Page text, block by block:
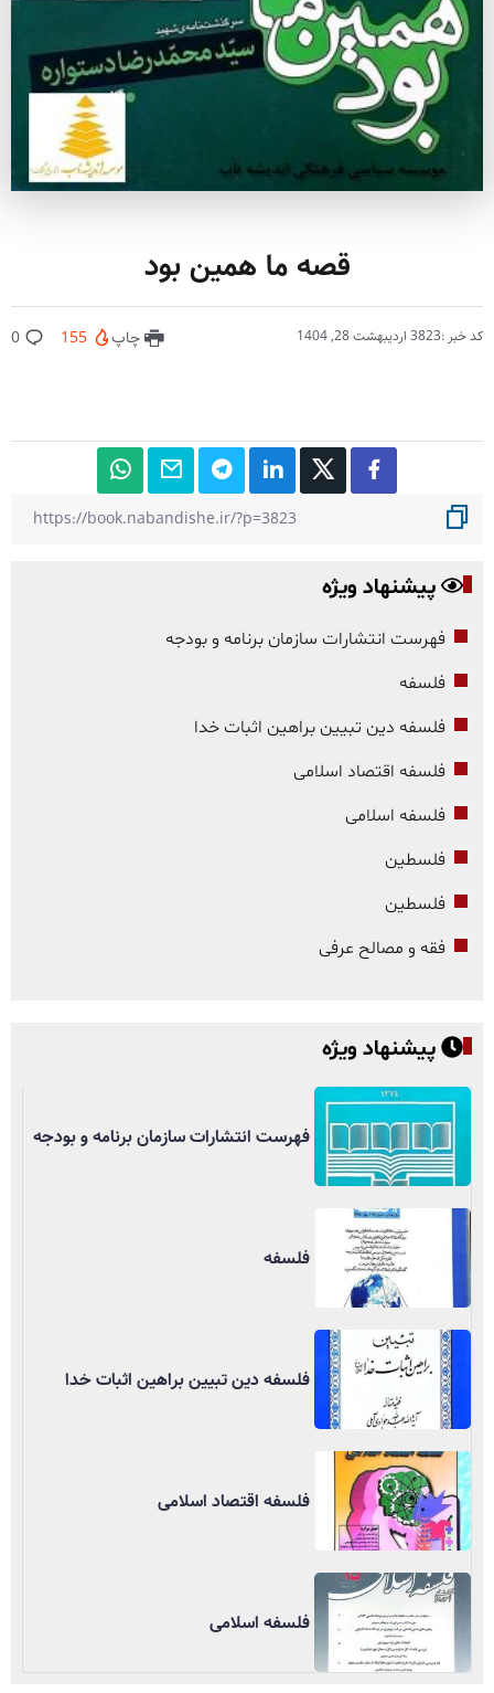
قصه ما همین بود
کد خبر :3823 اردیبهشت 28, 1404 چاپ 155
0
پیشنهاد ویژه
فهرست انتشارات سازمان برنامه و بودجه
فلسفه
فلسفه دین تبیین براهین اثبات خدا
فلسفه اقتصاد اسلامی
فلسفه اسلامی
فلسطین
فلسطین
فقه و مصالح عرفی
پیشنهاد ویژه
فهرست انتشارات سازمان برنامه و بودجه
فلسفه
فلسفه دین تبیین براهین اثبات خدا
فلسفه اقتصاد اسلامی
فلسفه اسلامی